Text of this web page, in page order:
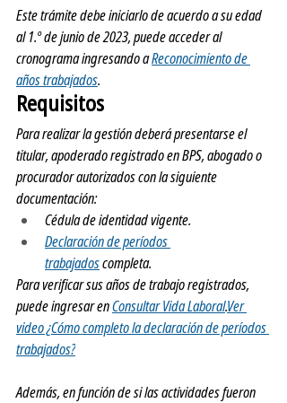
Este trámite debe iniciarlo de acuerdo a su edad
al 1.º de junio de 2023, puede acceder al
cronograma ingresando a Reconocimiento de
años trabajados.
Requisitos
Para realizar la gestión deberá presentarse el
titular, apoderado registrado en BPS, abogado o
procurador autorizados con la siguiente
documentación:
Cédula de identidad vigente.
Declaración de períodos
trabajados completa.
Para verificar sus años de trabajo registrados,
puede ingresar en Consultar Vida Laboral.Ver
video ¿Cómo completo la declaración de períodos
trabajados?
Además, en función de si las actividades fueron